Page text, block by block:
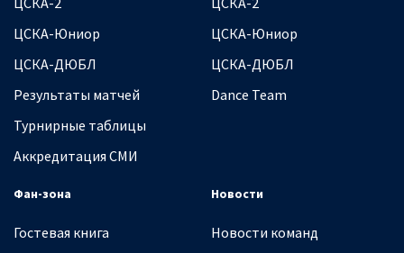
ЦСКА-Юниор
ЦСКА-ДЮБЛ
Результаты матчей
Турнирные таблицы
Аккредитация СМИ
ЦСКА-Юниор
ЦСКА-ДЮБЛ
Dance Team
Фан-зона
Гостевая книга
Новости
Новости команд